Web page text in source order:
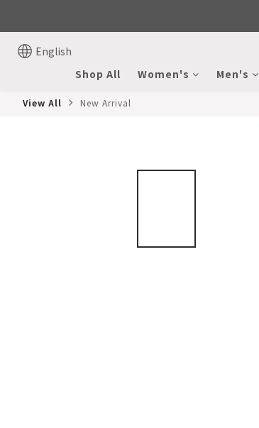
English
Shop All Women's Men's
View All New Arrival